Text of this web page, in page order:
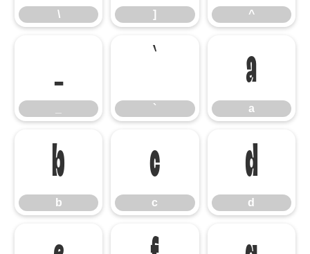
\ ] ^
_
`
a
a
b
b
c
c
d
d